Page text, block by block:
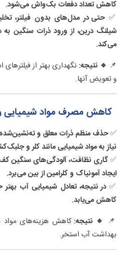
کاهش تعداد دفعات بک‌واش می‌شود.
✅ حتی در مدل‌های بدون فیلتر،
شیلنگ درین، از ورود ذرات سنگین
می‌کند.
📌 🔹 نتیجه: نگهداری بهتر از
و تعویض آنها.
کاهش مصرف مواد شیمیایی
✅حذف منظم ذرات معلق و
نیاز به مواد شیمیایی مانند کلر و
✅گاری نظافت، آلودگی‌های سنگین
ایجاد آمونیاک و کلرامین از بین می‌برد.
✅در نتیجه، تعادل شیمیایی آب
کاهش می‌یابد.
📌 🔹 نتیجه: کاهش هزینه‌های مواد
بهداشت آب استخر.